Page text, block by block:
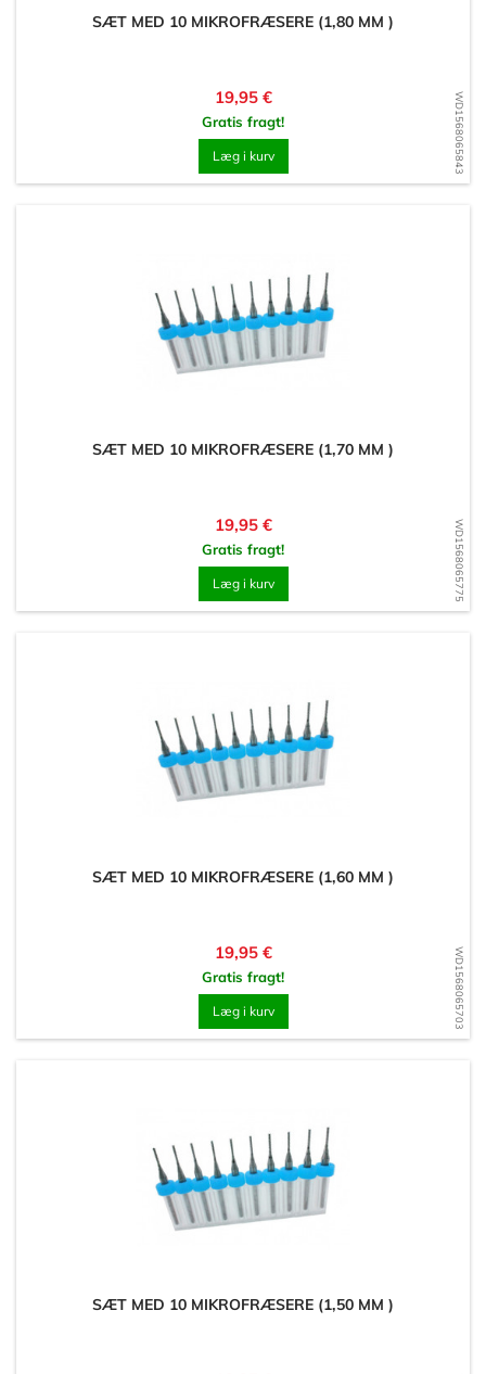
WD1568065843
SÆT MED 10 MIKROFRÆSERE (1,80 MM )
Pris
19,95 €
Gratis fragt!
Læg i kurv
WD1568065775
SÆT MED 10 MIKROFRÆSERE (1,70 MM )
Pris
19,95 €
Gratis fragt!
Læg i kurv
WD1568065703
SÆT MED 10 MIKROFRÆSERE (1,60 MM )
Pris
19,95 €
Gratis fragt!
Læg i kurv
SÆT MED 10 MIKROFRÆSERE (1,50 MM )